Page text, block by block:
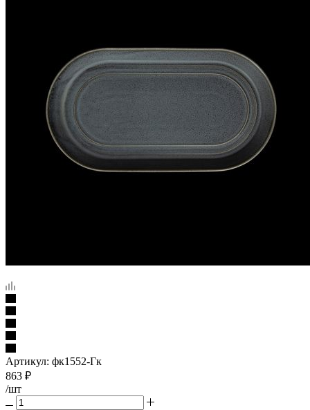
Артикул: фк1552-Гк
863 ₽
/шт